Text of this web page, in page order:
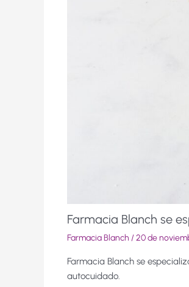
Farmacia Blanch se
Farmacia Blanch /20 de
Farmacia Blanch se
autocuidado.